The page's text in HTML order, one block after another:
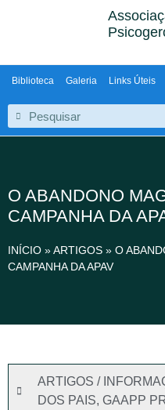
Biblioteca Galeria Links Úteis
O ABANDONO
CAMPANHA DA
INÍCIO »ARTIGOS » O
CAMPANHA DA APAV
ARTIGOS /
DOS PAIS, GAAPP